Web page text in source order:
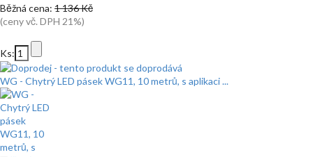
Běžná cena: 1 136 Kč
(ceny vč. DPH 21%)
Ks:
WG - Chytrý LED pásek WG11, 10 metrů, s aplikaci ...